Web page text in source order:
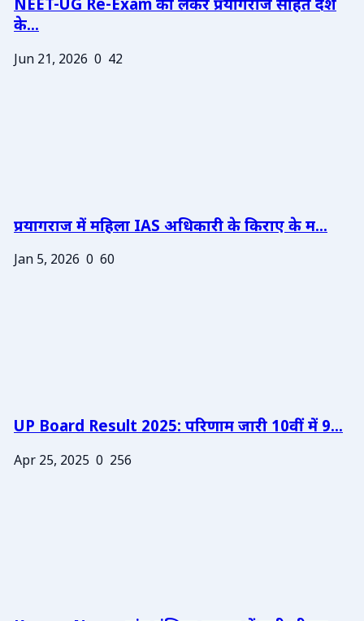
NEET-UG Re-Exam को लेकर प्रयागराज सहित देश
के...
Jun 21, 2026 0 42
प्रयागराज में महिला IAS अधिकारी के किराए के म...
Jan 5, 2026 0 60
UP Board Result 2025: परिणाम जारी 10वीं में 9...
Apr 25, 2025 0 256